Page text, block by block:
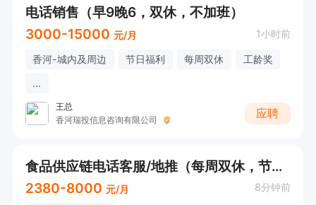
电话销售（早9晚6，双休，不加班）
3000-15000 元/月 1小时前
香河-城内及周边 节日福利 每周双休
工龄奖
...
王总
香河瑞投信息咨询有限公司
应聘
食品供应链电话客服/地推（每周双休，节假日全休）早8:30—17:30，有午休
2380-8000 元/月 8分钟前